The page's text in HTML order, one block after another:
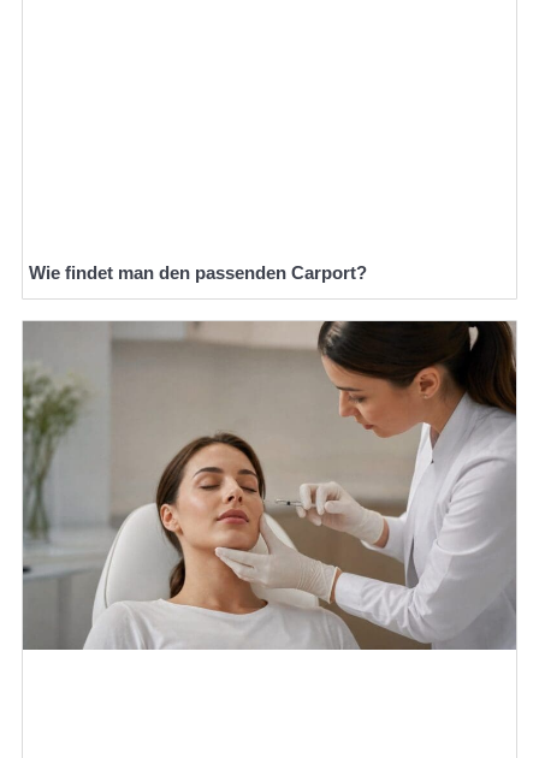
Wie findet man den passenden Carport?